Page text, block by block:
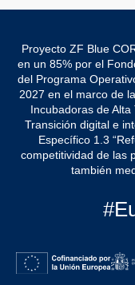
Proyecto ZF Blue
en un 85% por el
del Programa
2027 en el marco de
Incubadoras de
Transición digital e
Específico 1.3
competitividad de las
también